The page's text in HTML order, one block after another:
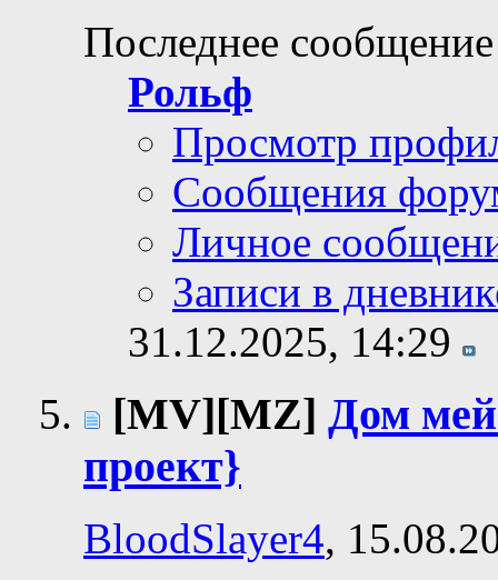
Последнее
Рольф
Просмотр
Сообщения
Личное
Записи в
31.12.2025, 14:29
[MV][MZ] Дом
проект}
BloodSlayer4,